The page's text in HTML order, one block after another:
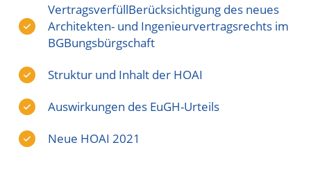
VertragsverfüllBerücksichtigung des neues
Architekten- und Ingenieurvertragsrechts im
BGBungsbürgschaft
Struktur und Inhalt der HOAI
Auswirkungen des EuGH-Urteils
Neue HOAI 2021